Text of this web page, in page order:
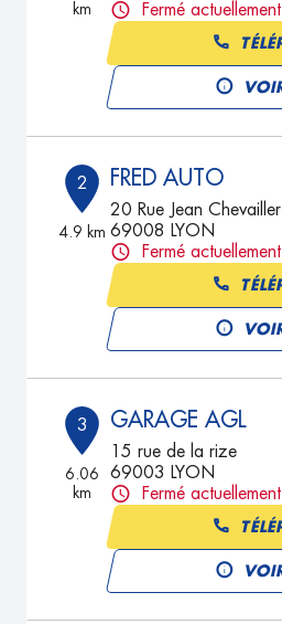
km
Fermé actuellement
2
4.9 km
FRED AUTO
20 Rue Jean Chevailler
69008 LYON
Fermé actuellement
3
6.06
km
GARAGE AGL
15 rue de la rize
69003 LYON
Fermé actuellement